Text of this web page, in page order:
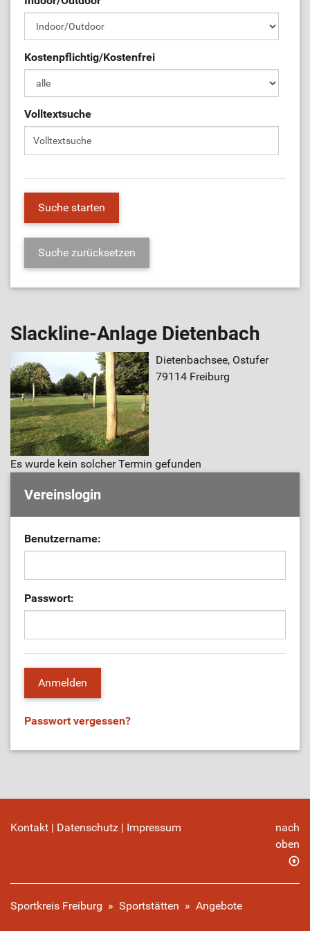
ÜL-Börse
Kostenpflichtig/Kostenfrei
Volltextsuche
Slackline-Anlage Dietenbach
Dietenbachsee, Ostufer
79114 Freiburg
Es wurde kein solcher Termin gefunden
Vereinslogin
Benutzername:
Passwort:
Passwort vergessen?
Kontakt | Datenschutz | Impressum
nach
oben
Sportkreis Freiburg » Sportstätten » Angebote